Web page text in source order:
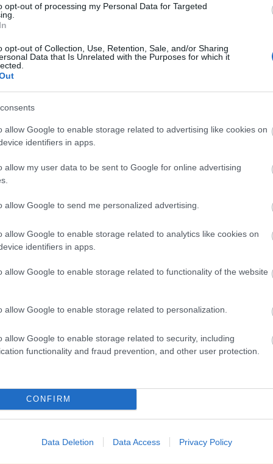
opt-out of processing my Personal Data for Targeted
opt-out of Collection, Use, Retention, Sale, and/or Sharing
Data that Is Unrelated with the Purposes for which it
allow Google to enable storage related to advertising like cookies on
identifiers in apps.
allow my user data to be sent to Google for online advertising
allow Google to send me personalized advertising.
allow Google to enable storage related to analytics like cookies on
identifiers in apps.
allow Google to enable storage related to functionality of the website
allow Google to enable storage related to personalization.
allow Google to enable storage related to security, including
functionality and fraud prevention, and other user protection.
CONFIRM
Data Deletion Data Access Privacy Policy